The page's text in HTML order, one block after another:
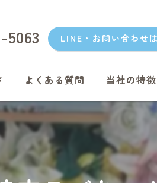
5063 LINE・お問い合わせ
よくある質問 当社の特徴
愛猫
君津のペッ